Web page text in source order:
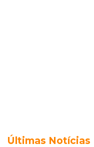
Últimas Notícias